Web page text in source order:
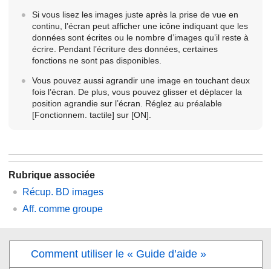
Si vous lisez les images juste après la prise de vue en
continu, l’écran peut afficher une icône indiquant que les
données sont écrites ou le nombre d’images qu’il reste à
écrire. Pendant l’écriture des données, certaines
fonctions ne sont pas disponibles.
Vous pouvez aussi agrandir une image en touchant deux
fois l’écran. De plus, vous pouvez glisser et déplacer la
position agrandie sur l’écran. Réglez au préalable
[Fonctionnem. tactile] sur [ON]
Rubrique associée
Récup. BD images
Aff. comme groupe
Comment utiliser le « Guide d’aide »